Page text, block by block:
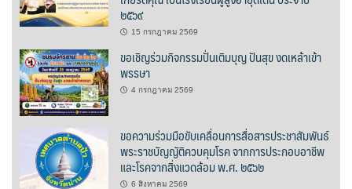
ตูบฮิมโต้งโฮมสเตย์
นครน่านอพาร์ทเม้น
นะลาวิวรีสอร์ท
นาต้นบัวโฮมสเตย์
น่านปัว รีสอร์ท
๒๕๖๙
15 กรกฎาคม 2569
ขอเชิญร่วมกิจกรรมปั่นเติมบุญ ปันสุข งดเหล้าเข้า
พรรษา
4 กรกฎาคม 2569
ขอความร่วมมือขับเคลื่อนการสื่อสารประชาสัมพันธ์
พระราชบัญญัติควบคุมโรค จากการประกอบอาชีพ
และโรคจากสิ่งแวดล้อม พ.ศ. ๒๕๖๒
6 สิงหาคม 2569